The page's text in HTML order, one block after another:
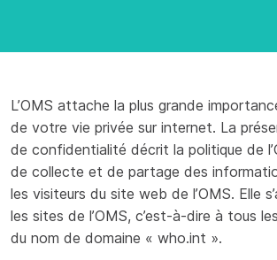
L’OMS attache la plus grande
de votre vie privée sur internet. La
de confidentialité décrit la politique de
de collecte et de partage des
les visiteurs du site web de l’OMS. Elle
les sites de l’OMS, c’est-à-dire à tous
du nom de domaine « who.int ».